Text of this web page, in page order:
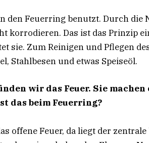
den Feuerring benutzt. Durch
korrodieren. Das ist das Prinzip
sie. Zum Reinigen und Pflegen
Stahlbesen und etwas Speiseöl.
wir das Feuer. Sie
das beim Feuerring?
offene Feuer, da liegt der